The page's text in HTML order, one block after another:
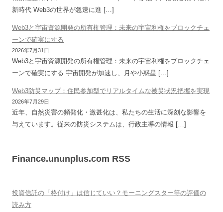
新時代 Web3の世界が急速に進 […]
Web3と宇宙資源開発の所有権管理：未来の宇宙利権をブロックチェ
ーンで確実にする
2026年7月31日
Web3と宇宙資源開発の所有権管理：未来の宇宙利権をブロックチェ
ーンで確実にする 宇宙開発が加速し、月や小惑星 […]
Web3防災マップ：住民参加型でリアルタイムな被災状況把握を実現
2026年7月29日
近年、自然災害の頻発化・激甚化は、私たちの生活に深刻な影響を
与えています。従来の防災システムは、行政主導の情報 […]
Finance.ununplus.com RSS
投資信託の「格付け」は信じていい？モーニングスター等の評価の
読み方